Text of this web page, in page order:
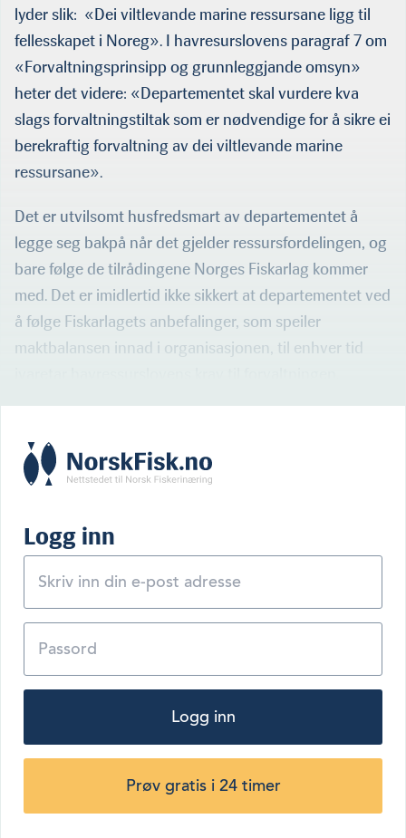
av Johán H. Williams
Willfish Ocean
Management
lyder slik: «Dei viltlevande marine ressursane ligg til
fellesskapet i Noreg». I havresurslovens paragraf 7 om
«Forvaltningsprinsipp og grunnleggjande omsyn»
heter det videre: «Departementet skal vurdere kva
slags forvaltningstiltak som er nødvendige for å sikre ei
berekraftig forvaltning av dei viltlevande marine
ressursane».
Det er utvilsomt husfredsmart av departementet å
legge seg bakpå når det gjelder ressursfordelingen, og
bare følge de tilrådingene Norges Fiskarlag kommer
med. Det er imidlertid ikke sikkert at departementet ved
å følge Fiskarlagets anbefalinger, som speiler
maktbalansen innad i organisasjonen, til enhver tid
Logg inn
Logg inn
Prøv gratis i 24 timer